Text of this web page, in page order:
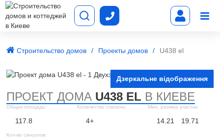
Строительство домов Проекты домов U438 el
Дзеркальне відображення
ПРОЕКТ ДОМА U438 EL В КИЕВЕ
Общая площадь:
117.8
Количество спалень:
4+
Мин. размер участка:
14.21 19.71
Кол-во санузлов: